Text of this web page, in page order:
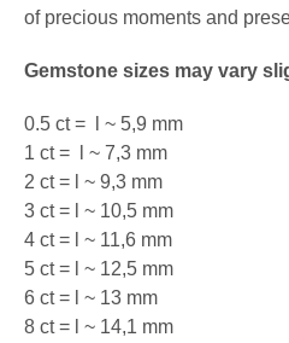
of precious moments and
Gemstone sizes may vary
0.5 ct =
l ~ 5,9 mm
1 ct =
l ~ 7,3 mm
2 ct = l ~ 9,3 mm
3 ct = l ~ 10,5 mm
4 ct = l ~ 11,6 mm
5 ct = l ~ 12,5 mm
6 ct = l ~ 13 mm
8 ct = l ~ 14,1 mm